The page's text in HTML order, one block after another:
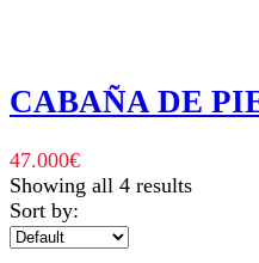
CABAÑA DE
47.000€
Showing all 4 results
Sort by: